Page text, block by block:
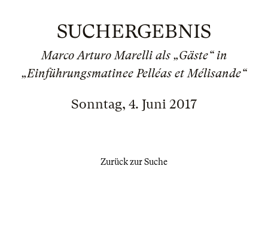
SUCHERGEBNIS
Marco Arturo Marelli als „Gäste“ in
„Einführungsmatinee Pelléas et Mélisande“
Sonntag, 4. Juni 2017
Zurück zur Suche